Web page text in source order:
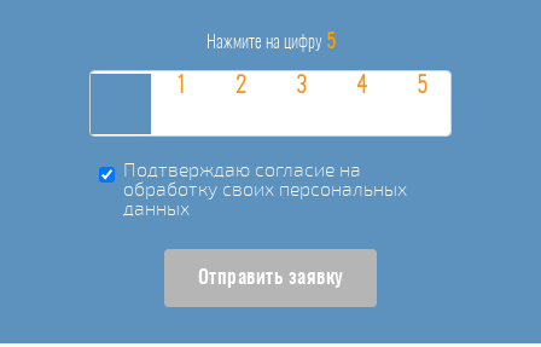
Нажмите на цифру 5
Подтверждаю согласие на
обработку своих персональных
данных
Отправить заявку